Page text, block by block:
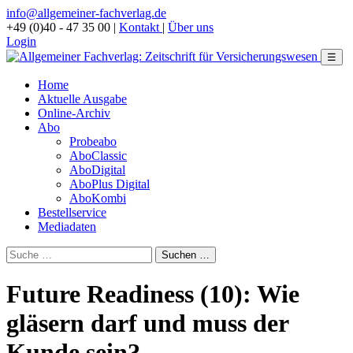
info@allgemeiner-fachverlag.de
+49 (0)40 - 47 35 00 | Kontakt | Über uns
Login
☰
Home
Aktuelle Ausgabe
Online-Archiv
Abo
Probeabo
AboClassic
AboDigital
AboPlus Digital
AboKombi
Bestellservice
Mediadaten
Future Readiness (10): Wie
gläsern darf und muss der